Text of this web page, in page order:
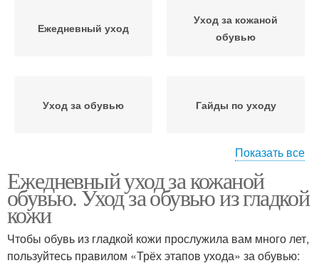
Ежедневный уход
Уход за кожаной
обувью
Уход за обувью Гайды по уходу
Уход за зимней обувью Уход за белой
Советы по уходу Средства для ухода
Показать все
Ежедневный уход за кожаной
обувью. Уход за обувью из гладкой
кожи
Чтобы обувь из гладкой кожи прослужила вам много лет,
пользуйтесь правилом «Трёх этапов ухода» за обувью: